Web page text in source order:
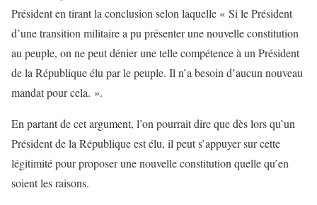
Président en tirant la conclusion selon laquelle « Si le Président
d’une transition militaire a pu présenter une nouvelle constitution
au peuple, on ne peut dénier une telle compétence à un Président
de la République élu par le peuple. Il n’a besoin d’aucun nouveau
mandat pour cela. ».
En partant de cet argument, l’on pourrait dire que dès lors qu’un
Président de la République est élu, il peut s’appuyer sur cette
légitimité pour proposer une nouvelle constitution quelle qu’en
soient les raisons.